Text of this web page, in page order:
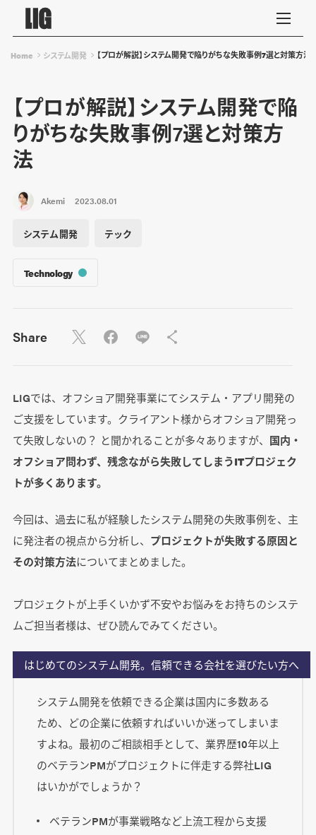
Home システム開発 【プロが解説】システム開発で陥りがちな失敗事例7選と対策方法
【プロが解説】システム開発で陥
りがちな失敗事例7選と対策方
法
Akemi 2023.08.01
システム開発 テック
Technology
Share
LIGでは、オフショア開発事業にてシステム・アプリ開発の
ご支援をしています。クライアント様からオフショア開発っ
て失敗しないの？ と聞かれることが多々ありますが、 国内・
オフショア問わず、残念ながら失敗してしまうITプロジェク
トが多くあります。
今回は、過去に私が経験したシステム開発の失敗事例を、主
に発注者の視点から分析し、 プロジェクトが失敗する原因と
その対策方法についてまとめました。
プロジェクトが上手くいかず不安やお悩みをお持ちのシステ
ムご担当者様は、ぜひ読んでみてください。
はじめてのシステム開発。信頼できる会社を選びたい方へ
システム開発を依頼できる企業は国内に多数ある
ため、どの企業に依頼すればいいか迷ってしまいま
すよね。最初のご相談相手として、業界歴10年以上
のベテランPMがプロジェクトに伴走する弊社LIG
はいかがでしょうか？
ベテランPMが事業戦略など上流工程から支援